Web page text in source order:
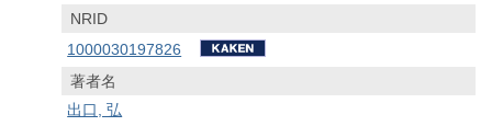
NRID
1000030197826
著者名
出口, 弘